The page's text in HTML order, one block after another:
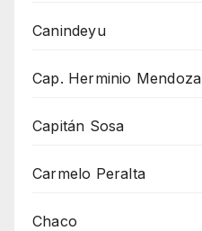
Canindeyu
Cap. Herminio Mendoza
Capitán Sosa
Carmelo Peralta
Chaco